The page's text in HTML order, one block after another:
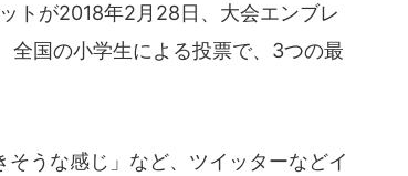
トが2018年2月28日、大会エンブレ
全国の小学生による投票で、3つの最
うな感じ」など、ツイッターなどイ